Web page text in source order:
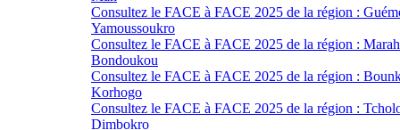
Consultez le FACE à FACE 2025 de la région :
Yamoussoukro
Consultez le FACE à FACE 2025 de la région :
Bondoukou
Consultez le FACE à FACE 2025 de la région :
Korhogo
Consultez le FACE à FACE 2025 de la région :
Dimbokro